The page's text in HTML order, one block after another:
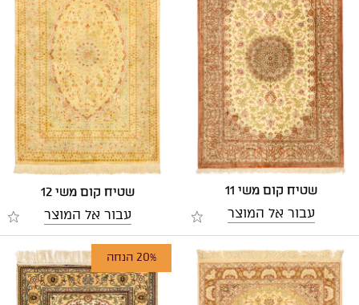
שטיח קום משי 11
עבור אל המוצר
שטיח קום משי 12
עבור אל המוצר
20% הנחה